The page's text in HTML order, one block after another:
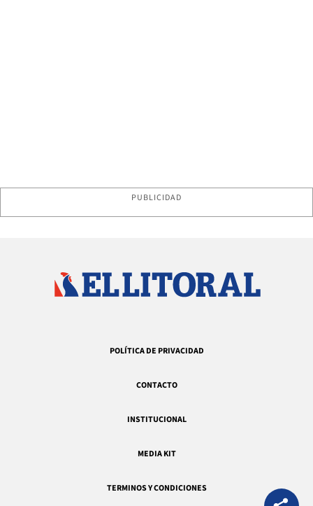
PUBLICIDAD
POLÍTICA DE PRIVACIDAD
CONTACTO
INSTITUCIONAL
MEDIA KIT
TERMINOS Y CONDICIONES